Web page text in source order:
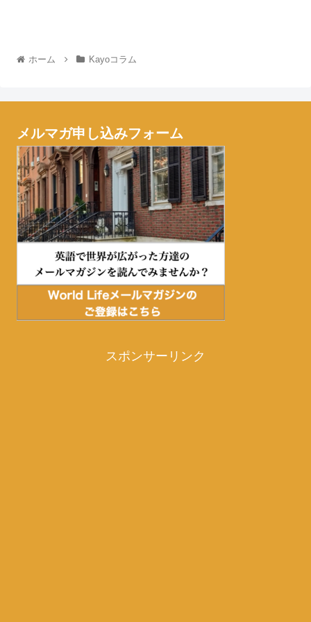
ホーム Kayoコラム
メルマガ申し込みフォーム
スポンサーリンク